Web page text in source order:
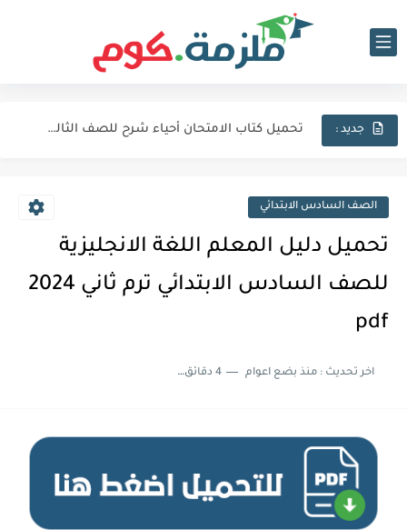
جديد : تحميل كتاب الامتحان أحياء شرح للصف الثالث الثانوي 2027 pdf
اجابات كتاب المعاصر انجليزي للصف الثالث الثانوى 2025 pdf الترم...
نماذج الوزارة الاسترشادية فى الفيزياء للصف الثالث الثانوى 2025 pdf...
تحميل كتاب الايزو مراجعة نهائية فى الكيمياء بالاجابات للصف الثالث...
الصف السادس الابتدائي
تحميل دليل المعلم اللغة الانجليزية
للصف السادس الابتدائي ترم ثاني 2024
pdf
اخر تحديث :منذ بضع اعوام 4 دقائق للقراءة